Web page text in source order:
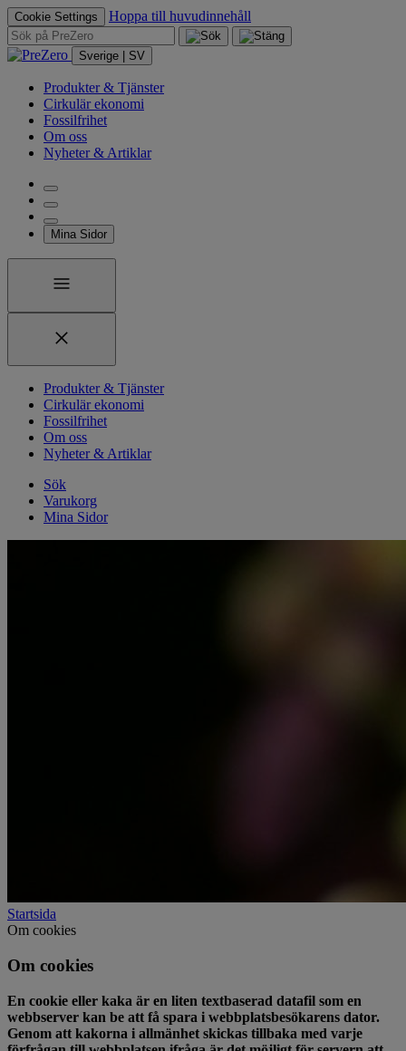
Cookie Settings Hoppa till huvudinnehåll
Sverige | SV
Produkter & Tjänster
Cirkulär ekonomi
Fossilfrihet
Om oss
Nyheter & Artiklar
Mina Sidor
Produkter & Tjänster
Cirkulär ekonomi
Fossilfrihet
Om oss
Nyheter & Artiklar
Sök
Varukorg
Mina Sidor
Startsida
Om cookies
Om cookies
En cookie eller kaka är en liten textbaserad datafil som en
webbserver kan be att få spara i webbplatsbesökarens dator.
Genom att kakorna i allmänhet skickas tillbaka med varje